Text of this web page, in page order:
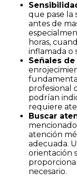
que pase la
antes de
horas,
inflamada o
Señales
profesional
podrían
requiere
Buscar
atención
adecuada.
orientación
necesario.